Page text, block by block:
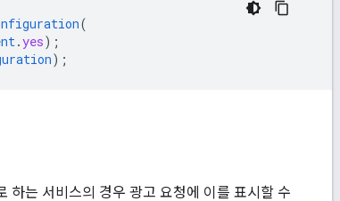
(
.yes);
);
하는 서비스의 경우 광고 요청에 이를 표시할 수